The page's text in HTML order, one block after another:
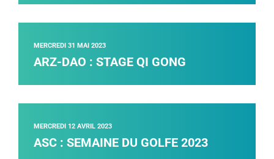
ARZ-DAO : STAGE QI GONG
MERCREDI 31 MAI 2023
ASC : SEMAINE DU GOLFE 2023
MERCREDI 12 AVRIL 2023